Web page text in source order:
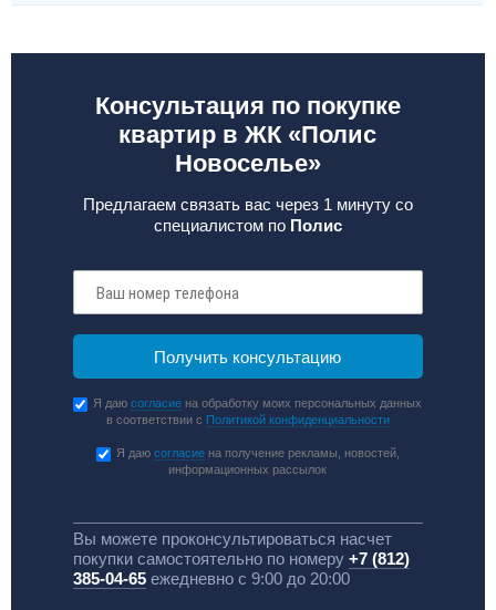
Консультация по покупке
квартир в ЖК «Полис
Новоселье»
Предлагаем связать вас через 1 минуту со
специалистом по Полис
Я даюсогласие на обработку моих персональных данных
в соответствии с Политикой конфиденциальности
Я даю согласиена получение рекламы, новостей,
информационных рассылок
Вы можете проконсультироваться насчет
покупки самостоятельно по номеру +7 (812)
385-04-65ежедневно с 9:00 до 20:00